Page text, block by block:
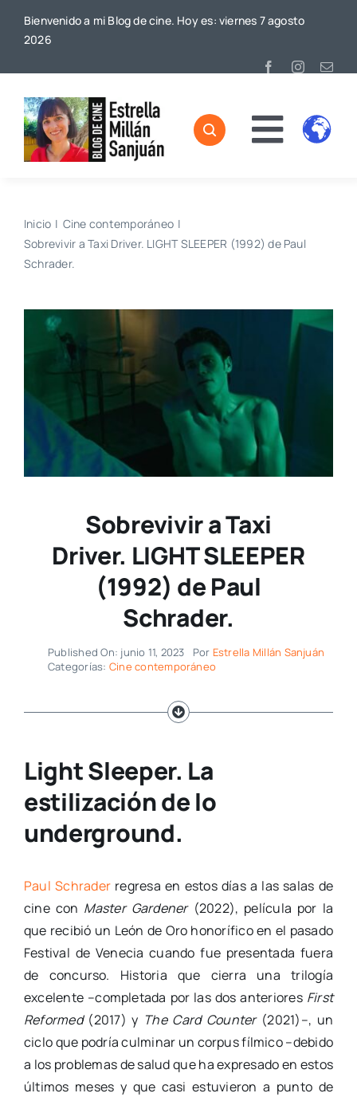
Bienvenido a mi Blog de cine. Hoy es: viernes 7 agosto
2026
Contacto
Inicio
Cine contemporáneo
Sobrevivir a Taxi Driver. LIGHT SLEEPER (1992) de Paul
Schrader.
Sobrevivir a Taxi
Driver. LIGHT SLEEPER
(1992) de Paul
Schrader.
Published On: junio 11, 2023 Por Estrella Millán Sanjuán
Categorías: Cine contemporáneo
Light Sleeper. La
estilización de lo
underground.
Paul Schrader regresa en estos días a las salas de
cine con Master Gardener(2022), película por la
que recibió un León de Oro honorífico en el pasado
Festival de Venecia cuando fue presentada fuera
de concurso. Historia que cierra una trilogía
excelente –completada por las dos anteriores First
Reformed(2017) y The Card Counter(2021)–, un
ciclo que podría culminar un corpus fílmico –debido
a los problemas de salud que ha expresado en estos
últimos meses y que casi estuvieron a punto de